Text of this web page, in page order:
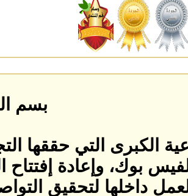
بسم
الكبرى التي حققها
بوك، وإعادة إفتتاح
داخلها لتحقيق